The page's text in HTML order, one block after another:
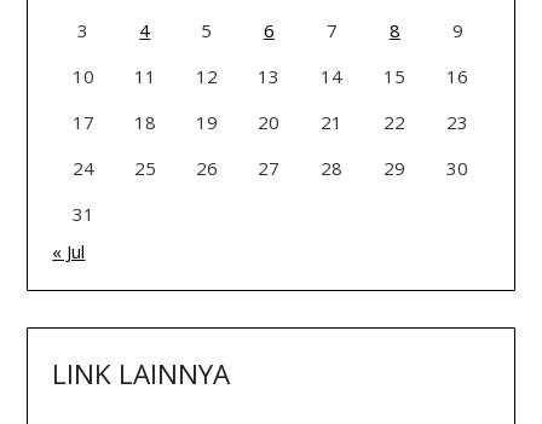
3
4 5 6 7 8
9
10
11 12 13 14 15
16
17
18 19 20 21 22
23
24
25 26 27 28 29
30
31
« Jul
LINK LAINNYA